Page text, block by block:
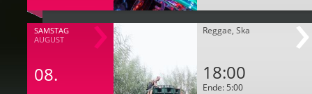
SAMSTAG
AUGUST
08.
Reggae, Ska
18:00
Ende: 5:00